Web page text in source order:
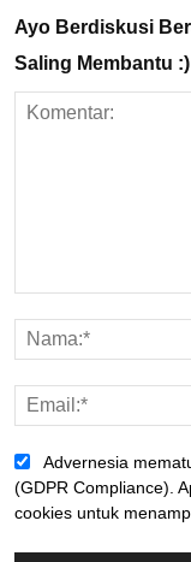
Ayo Berdiskusi
Saling Membantu :)
Advernesia
(GDPR Compliance).
cookies untuk